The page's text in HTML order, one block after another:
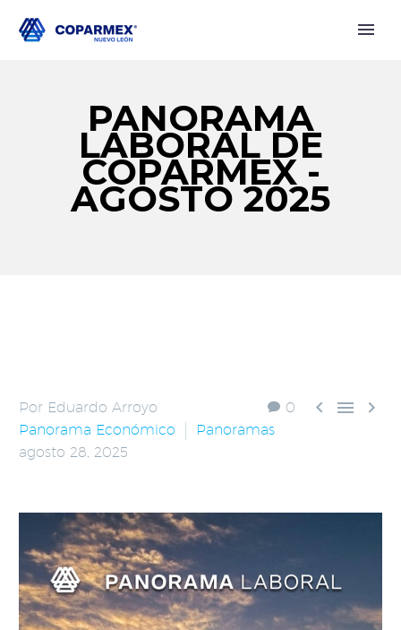
PANORAMA
LABORAL DE
COPARMEX -
AGOSTO 2025
0   
Por Eduardo Arroyo
Panorama Económico
Panoramas
agosto 28, 2025